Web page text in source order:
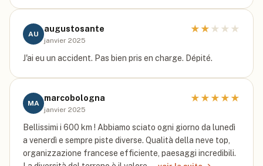
AU
augustosante
janvier 2025
★ ★ ★ ★ ★
J'ai eu un accident. Pas bien pris en charge. Dépité.
MA
marcobologna
janvier 2025
★ ★ ★ ★ ★
Bellissimi i 600 km ! Abbiamo sciato ogni giorno da lunedì
a venerdì e sempre piste diverse. Qualità della neve top,
organizzazione francese efficiente, paesaggi incredibili.